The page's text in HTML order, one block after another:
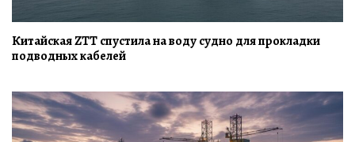
Китайская ZTT спустила на воду судно для прокладки
подводных кабелей